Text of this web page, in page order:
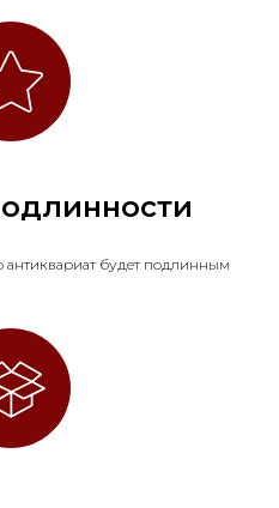
антиквариат будет подлинным